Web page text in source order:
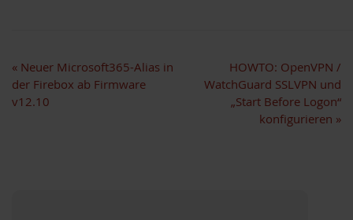
« Neuer Microsoft365-Alias in
der Firebox ab Firmware
v12.10
HOWTO: OpenVPN /
WatchGuard SSLVPN und
„Start Before Logon“
konfigurieren »